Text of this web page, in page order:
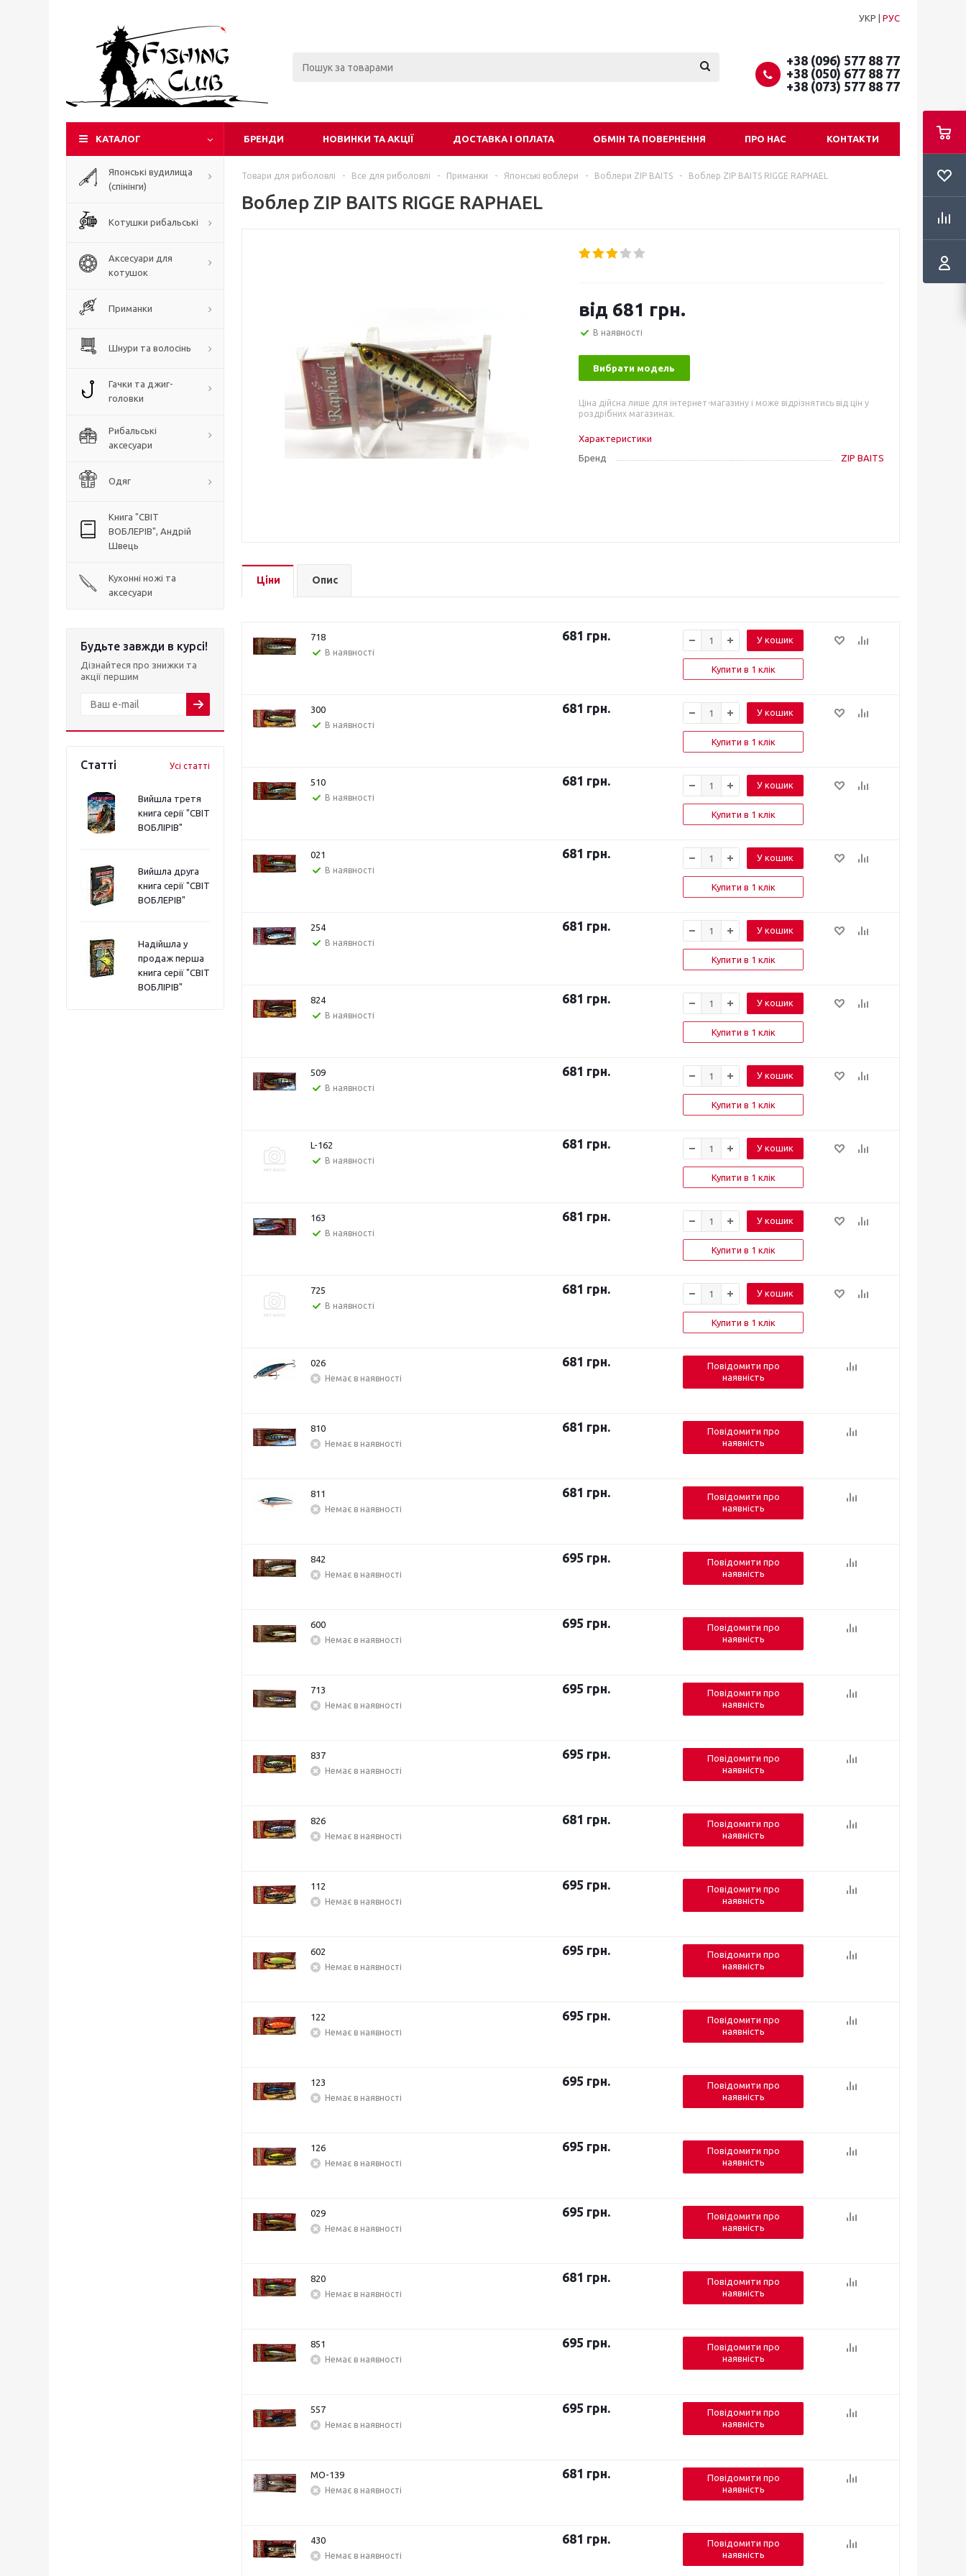
УКР РУС
+38 (096) 577 88 77
+38 (050) 677 88 77
+38 (073) 577 88 77
КАТАЛОГ БРЕНДИ НОВИНКИ ТА АКЦІЇ ДОСТАВКА І ОПЛАТА ОБМІН ТА ПОВЕРНЕННЯ ПРО НАС КОНТАКТИ
Японські вудилища
(спінінги)
Котушки рибальські
Аксесуари для
котушок
Приманки
Шнури та волосінь
Гачки та джиг-
головки
Рибальські
аксесуари
Одяг
Книга "СВІТ
ВОБЛЕРІВ", Андрій
Швець
Кухонні ножі та
аксесуари
Будьте завжди в курсі!
Дізнайтеся про знижки та
акції першим
Статті Усі статті
Вийшла третя
книга серії "СВІТ
ВОБЛІРІВ"
Вийшла друга
книга серії "СВІТ
ВОБЛЕРІВ"
Надійшла у
продаж перша
книга серії "СВІТ
ВОБЛІРІВ"
Товари для риболовлі - Все для риболовлі - Приманки - Японські воблери - Воблери ZIP BAITS - Воблер ZIP BAITS RIGGE RAPHAEL
Воблер ZIP BAITS RIGGE RAPHAEL
від 681 грн.
В наявності
Вибрати модель
Ціна дійсна лише для інтернет-магазину і може відрізнятись від цін у
роздрібних магазинах.
Характеристики
Бренд
ZIP BAITS
Ціни Опис
718
В наявності
681 грн. У кошик
Купити в 1 клік
300
В наявності
681 грн. У кошик
Купити в 1 клік
510
В наявності
681 грн. У кошик
Купити в 1 клік
021
В наявності
681 грн. У кошик
Купити в 1 клік
254
В наявності
681 грн. У кошик
Купити в 1 клік
824
В наявності
681 грн. У кошик
Купити в 1 клік
509
В наявності
681 грн. У кошик
Купити в 1 клік
L-162
В наявності
681 грн. У кошик
Купити в 1 клік
163
В наявності
681 грн. У кошик
Купити в 1 клік
725
В наявності
681 грн. У кошик
Купити в 1 клік
026
Немає в наявності
681 грн.
Повідомити про
наявність
810
Немає в наявності
681 грн.
Повідомити про
наявність
811
Немає в наявності
681 грн.
Повідомити про
наявність
842
Немає в наявності
695 грн.
Повідомити про
наявність
600
Немає в наявності
695 грн.
Повідомити про
наявність
713
Немає в наявності
695 грн.
Повідомити про
наявність
837
Немає в наявності
695 грн.
Повідомити про
наявність
826
Немає в наявності
681 грн.
Повідомити про
наявність
112
Немає в наявності
695 грн.
Повідомити про
наявність
602
Немає в наявності
695 грн.
Повідомити про
наявність
122
Немає в наявності
695 грн.
Повідомити про
наявність
123
Немає в наявності
695 грн.
Повідомити про
наявність
126
Немає в наявності
695 грн.
Повідомити про
наявність
029
Немає в наявності
695 грн.
Повідомити про
наявність
820
Немає в наявності
681 грн.
Повідомити про
наявність
851
Немає в наявності
695 грн.
Повідомити про
наявність
557
Немає в наявності
695 грн.
Повідомити про
наявність
MO-139
Немає в наявності
681 грн.
Повідомити про
наявність
430
Немає в наявності
681 грн.
Повідомити про
наявність